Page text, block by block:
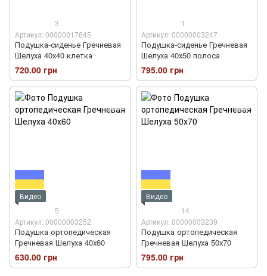
3
Артикул: 00000017645
Подушка-сиденье Гречневая
Шелуха 40х40 клетка
720.00 грн
1
Артикул: 00000003247
Подушка-сиденье Гречневая
Шелуха 40х50 полоса
795.00 грн
Видео
5
Артикул: 00000003252
Подушка ортопедическая
Гречневая Шелуха 40х60
630.00 грн
Видео
14
Артикул: 00000003239
Подушка ортопедическая
Гречневая Шелуха 50х70
795.00 грн